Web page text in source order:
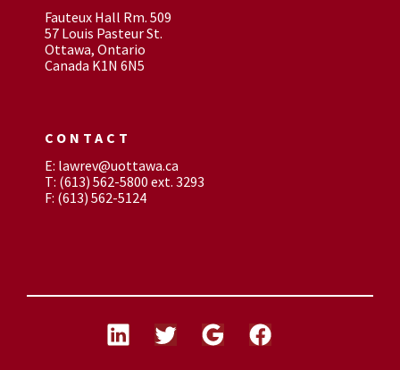
Fauteux Hall Rm. 509
57 Louis Pasteur St.
Ottawa, Ontario
Canada K1N 6N5
CONTACT
E: lawrev@uottawa.ca
T: (613) 562-5800 ext. 3293
F: (613) 562-5124